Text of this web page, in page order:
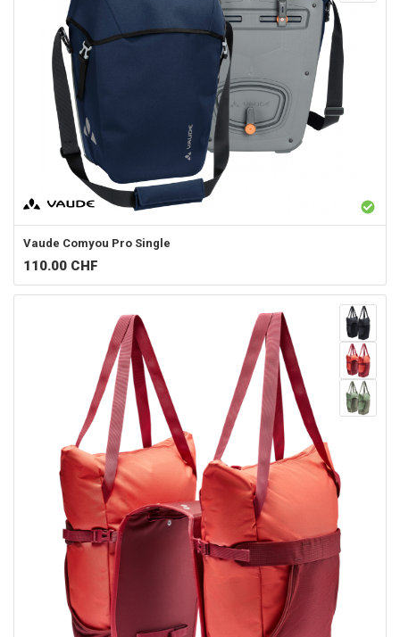
Vaude Comyou Pro Single
110.00 CHF